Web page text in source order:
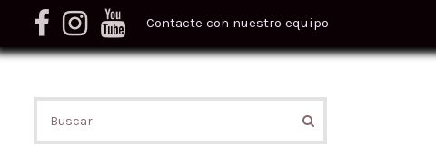
Contacte con nuestro equipo